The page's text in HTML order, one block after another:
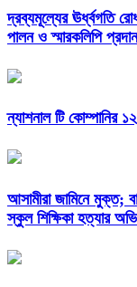
দ্রব্যমূল্যের ঊর্ধ্বগতি
পালন ও স্মারকলিপি প্রদান
ন্যাশনাল টি কোম্পানির
আসামীরা জামিনে মুক্ত;
স্কুল শিক্ষিকা হত্যার